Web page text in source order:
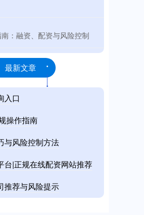
：融资、配资与风险控制
最新文章
入口
操作指南
与风险控制方法
台|正规在线配资网站推荐
推荐与风险提示